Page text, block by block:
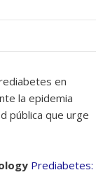
en
la epidemia
pública que urge
Prediabetes: